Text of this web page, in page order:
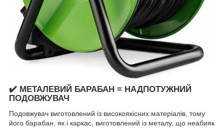
✔️ МЕТАЛЕВИЙ БАРАБАН = НАДПОТУЖНИЙ
ПОДОВЖУВАЧ
Подовжувач виготовлений із високоякісних матеріалів, тому
його барабан, як і каркас, виготовлений із металу, що неабияк